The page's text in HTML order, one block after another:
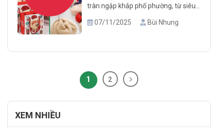
tràn ngập khắp phố phường, từ siêu
cũng là thời điểm nhu cầu mua sắm,
07/11/2025 Bùi Nhung
1 2
XEM NHIỀU